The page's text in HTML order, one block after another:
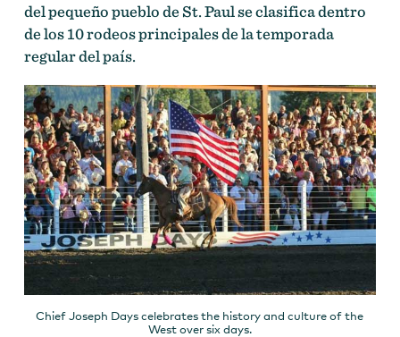
del pequeño pueblo de St. Paul se clasifica dentro
de los 10 rodeos principales de la temporada
regular del país.
Chief Joseph Days celebrates the history and culture of the
West over six days.